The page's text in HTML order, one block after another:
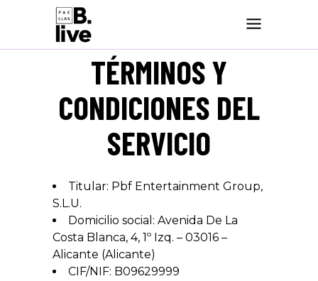
TÉRMINOS Y
CONDICIONES DEL
SERVICIO
IDENTIFICADOR DEL PRESTADOR
Titular: Pbf Entertainment Group,
S.L.U.
Domicilio social: Avenida De La
Costa Blanca, 4, 1º Izq. – 03016 –
Alicante (Alicante)
CIF/NIF: B09629999